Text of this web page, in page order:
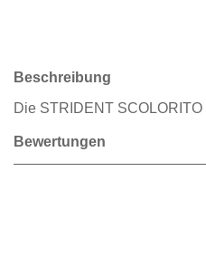
Beschreibung
Die STRIDENT
Bewertungen